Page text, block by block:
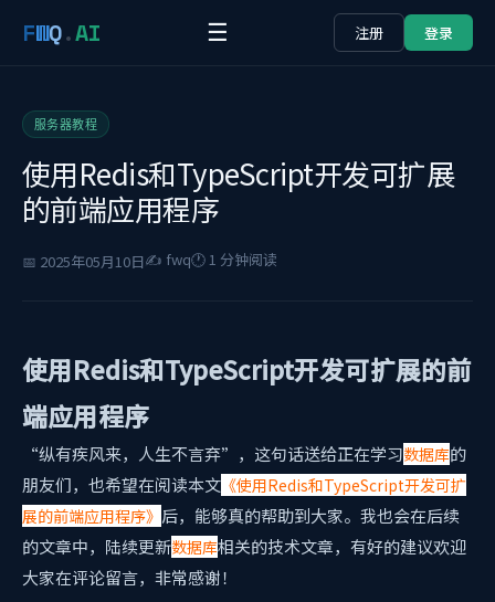
FWQ.AI ☰ 注册 登录
服务器教程
使用Redis和TypeScript开发可扩展
的前端应用程序
📅 2025年05月10日✍️ fwq🕐 1 分钟阅读
使用Redis和TypeScript开发可扩展的前
端应用程序
“纵有疾风来，人生不言弃”，这句话送给正在学习数据库的
朋友们，也希望在阅读本文 《使用Redis和TypeScript开发可扩
展的前端应用程序》 后，能够真的帮助到大家。我也会在后续
的文章中，陆续更新数据库相关的技术文章，有好的建议欢迎
大家在评论留言，非常感谢！